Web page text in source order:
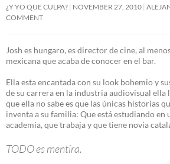
¿Y YO QUE CULPA? NOVEMBER 27, 2010
COMMENT
Josh es hungaro, es director de cine, al
mexicana que acaba de conocer en el bar.
Ella esta encantada con su look bohemio y
de su carrera en la industria audiovisual ella
que ella no sabe es que las únicas historias
inventa a su familia: Que está estudiando en
academia, que trabaja y que tiene novia
TODO es mentira.